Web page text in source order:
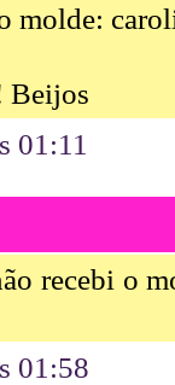
molde:
Beijos
01:11
recebi o
01:58